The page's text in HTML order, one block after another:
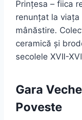
Prințesa – fiica
renunțat la
mânăstire.
ceramică și
secolele XVII-
Gara
Poveste